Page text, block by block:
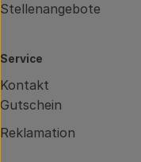
Stellenangebote
Service
Kontakt
Gutschein
Reklamation